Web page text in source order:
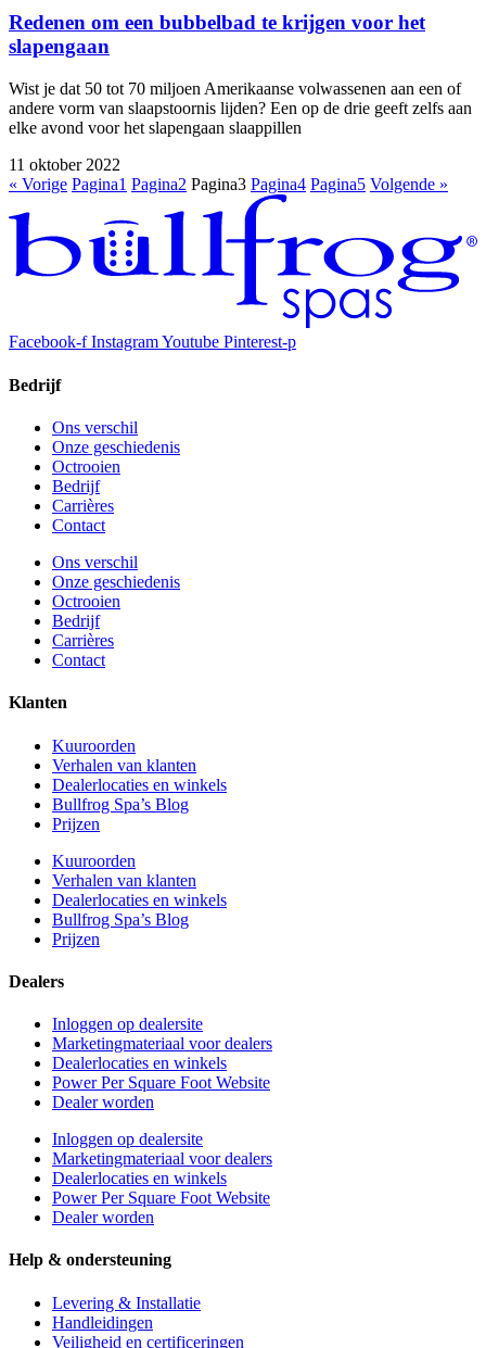
Redenen om een bubbelbad te krijgen voor het
slapengaan
Wist je dat 50 tot 70 miljoen Amerikaanse volwassenen aan een of
andere vorm van slaapstoornis lijden? Een op de drie geeft zelfs aan
elke avond voor het slapengaan slaappillen
11 oktober 2022
« Vorige Pagina1 Pagina2 Pagina3 Pagina4 Pagina5 Volgende »
Facebook-f InstagramYoutube Pinterest-p
Bedrijf
Ons verschil
Onze geschiedenis
Octrooien
Bedrijf
Carrières
Contact
Ons verschil
Onze geschiedenis
Octrooien
Bedrijf
Carrières
Contact
Klanten
Kuuroorden
Verhalen van klanten
Dealerlocaties en winkels
Bullfrog Spa’s Blog
Prijzen
Kuuroorden
Verhalen van klanten
Dealerlocaties en winkels
Bullfrog Spa’s Blog
Prijzen
Dealers
Inloggen op dealersite
Marketingmateriaal voor dealers
Dealerlocaties en winkels
Power Per Square Foot Website
Dealer worden
Inloggen op dealersite
Marketingmateriaal voor dealers
Dealerlocaties en winkels
Power Per Square Foot Website
Dealer worden
Help & ondersteuning
Levering & Installatie
Handleidingen
Veiligheid en certificeringen